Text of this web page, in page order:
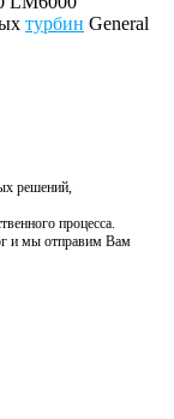
турбин General
решений,
процесса.
и мы отправим Вам